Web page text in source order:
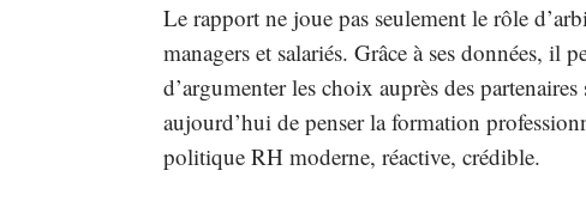
Le rapport ne joue pas seulement le rôle
managers et salariés. Grâce à ses données, il
d’argumenter les choix auprès des
aujourd’hui de penser la formation
politique RH moderne, réactive, crédible.